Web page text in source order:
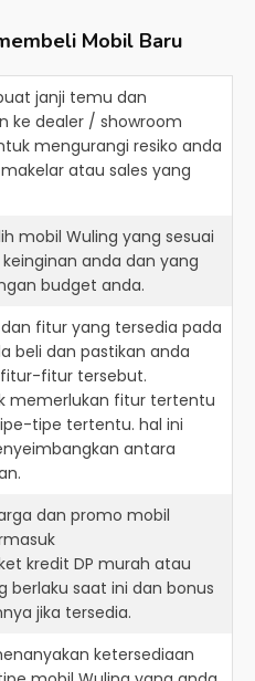
Mobil Baru
janji temu dan
ke dealer / showroom
mengurangi resiko anda
atau sales yang
mobil Wuling yang sesuai
anda dan yang
budget anda.
fitur yang tersedia pada
beli dan pastikan anda
fitur tersebut.
memerlukan fitur tertentu
tipe tertentu. hal ini
antara
dan promo mobil
kredit DP murah atau
berlaku saat ini dan bonus
jika tersedia.
ketersediaan